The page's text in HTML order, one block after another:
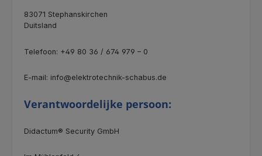
83071 Stephanskirchen
Duitsland
Telefoon: +49 80 36 / 674 979 – 0
E-mail: info@elektrotechnik-schabus.de
Verantwoordelijke persoon:
Didactum® Security GmbH